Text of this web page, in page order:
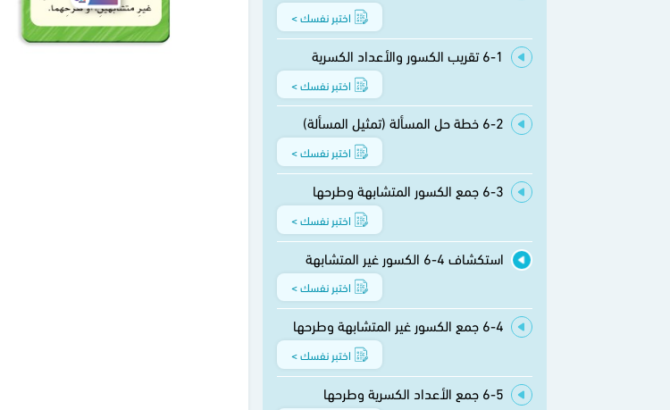
اختبر نفسك >
6-1 تقريب الكسور والأعداد الكسرية
اختبر نفسك >
6-2 خطة حل المسألة (تمثيل المسألة)
اختبر نفسك >
6-3 جمع الكسور المتشابهة وطرحها
اختبر نفسك >
استكشاف 4-6 الكسور غير المتشابهة
اختبر نفسك >
6-4 جمع الكسور غير المتشابهة وطرحها
اختبر نفسك >
6-5 جمع الأعداد الكسرية وطرحها